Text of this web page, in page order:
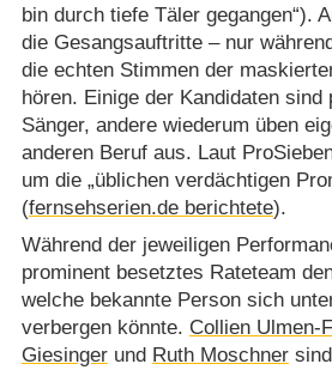
bin durch tiefe Täler gegangen“).
die Gesangsauftritte – nur
die echten Stimmen der
hören. Einige der Kandidaten sind
Sänger, andere wiederum üben
anderen Beruf aus. Laut
um die „üblichen verdächtigen
(fernsehserien.de berichtete).
Während der jeweiligen
prominent besetztes Rateteam
welche bekannte Person sich
verbergen könnte. Collien Ulmen-
Giesingerund Ruth Moschnersind